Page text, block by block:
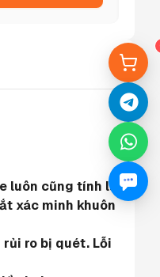
luôn cũng tính là
xác minh khuôn
ro bị quét. Lỗi